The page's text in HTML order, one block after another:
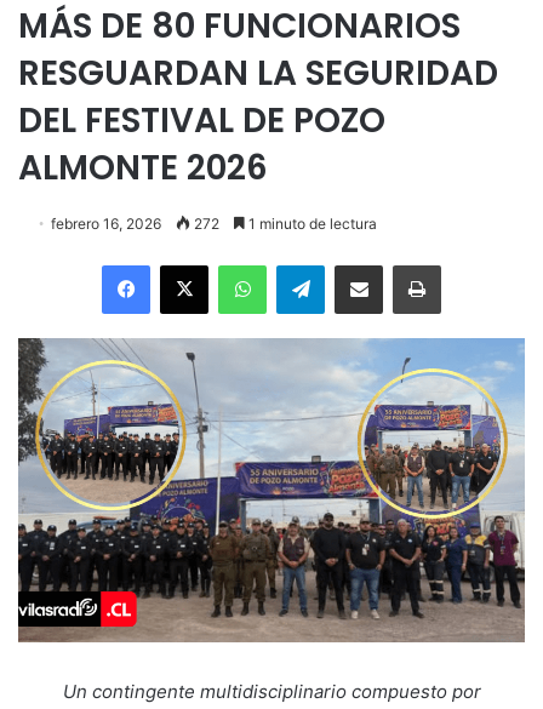
MÁS DE 80 FUNCIONARIOS
RESGUARDAN LA SEGURIDAD
DEL FESTIVAL DE POZO
ALMONTE 2026
febrero 16, 2026 272 1 minuto de lectura
Facebook
X WhatsAppTelegramEnviar vía email Imprimir
Un contingente multidisciplinario compuesto por